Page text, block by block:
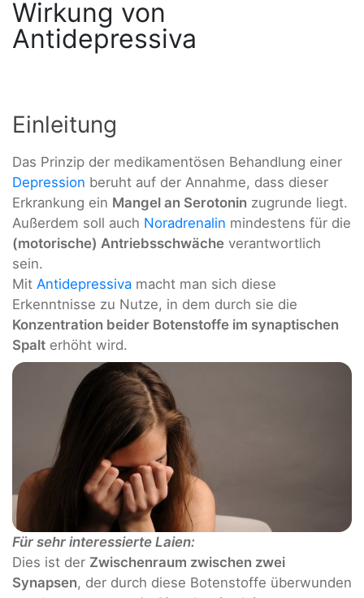
Wirkung von
Antidepressiva
Einleitung
Das Prinzip der medikamentösen Behandlung einer
Depression beruht auf der Annahme, dass dieser
Erkrankung ein Mangel an Serotonin zugrunde liegt.
Außerdem soll auch Noradrenalin mindestens für die
(motorische) Antriebsschwäche verantwortlich
sein.
Mit Antidepressiva macht man sich diese
Erkenntnisse zu Nutze, in dem durch sie die
Konzentration beider Botenstoffe im synaptischen
Spalt erhöht wird.
Für sehr interessierte Laien:
Dies ist der Zwischenraum zwischen zwei
Synapsen, der durch diese Botenstoffe überwunden